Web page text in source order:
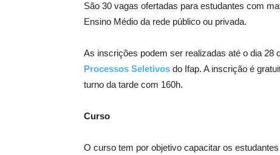
São 30 vagas ofertadas para estudantes com
Ensino Médio da rede público ou privada.
As inscrições podem ser realizadas até o dia 28
Processos Seletivos do Ifap. A inscrição é
turno da tarde com 160h.
Curso
O curso tem por objetivo capacitar os